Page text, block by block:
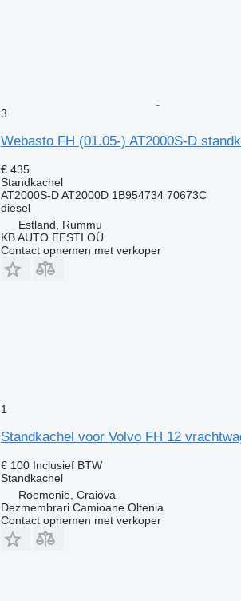
3
Webasto FH (01.05-) AT2000S-D
€ 435
Standkachel
AT2000S-D AT2000D 1B954734 70673C
diesel
Estland, Rummu
KB AUTO EESTI OÜ
Contact opnemen met verkoper
1
Standkachel voor Volvo FH 12
€ 100 Inclusief BTW
Standkachel
Roemenië, Craiova
Dezmembrari Camioane Oltenia
Contact opnemen met verkoper